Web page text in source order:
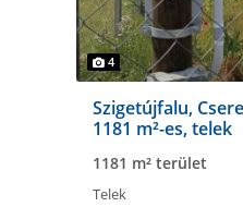
4
Szigetújfalu,
1181 m²-es, telek
1181 m² terület
Telek